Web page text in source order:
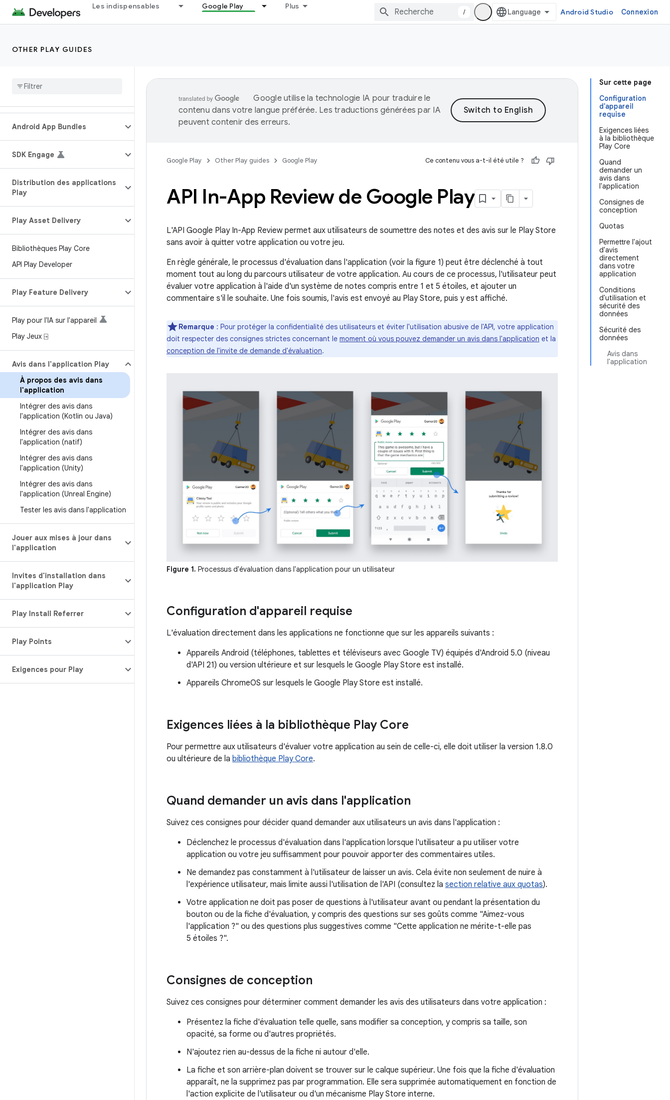
Les indispensables Google Play Plus
/ Android Studio Connexion
OTHER PLAY GUIDES
Android App Bundles
SDK Engage
Distribution des applications
Play
Play Asset Delivery
Bibliothèques Play Core
API Play Developer
Play Feature Delivery
Play pour l'IA sur l'appareil
Play Jeux ⍈
Avis dans l'application Play
À propos des avis dans
l'application
Intégrer des avis dans
l'application (Kotlin ou Java)
Intégrer des avis dans
l'application (natif)
Intégrer des avis dans
l'application (Unity)
Intégrer des avis dans
l'application (Unreal Engine)
Tester les avis dans l'application
Jouer aux mises à jour dans
l'application
Invites d'installation dans
l'application Play
Play Install Referrer
Play Points
Exigences pour Play
Sur cette page
Configuration
d'appareil
requise
Exigences liées
à la bibliothèque
Play Core
Quand
demander un
avis dans
l'application
Consignes de
conception
Quotas
Permettre l'ajout
d'avis
directement
dans votre
application
Conditions
d'utilisation et
sécurité des
données
Sécurité des
données
Avis dans
l'application
Google utilise la technologie IA pour traduire le
contenu dans votre langue préférée. Les traductions générées par IA
peuvent contenir des erreurs.
Google Play Other Play guides Google Play Ce contenu vous a-t-il été utile ?
API In-App Review de Google Play
L'API Google Play In-App Review permet aux utilisateurs de soumettre des notes et des avis sur le Play Store
sans avoir à quitter votre application ou votre jeu.
En règle générale, le processus d'évaluation dans l'application (voir la figure 1) peut être déclenché à tout
moment tout au long du parcours utilisateur de votre application. Au cours de ce processus, l'utilisateur peut
évaluer votre application à l'aide d'un système de notes compris entre 1 et 5 étoiles, et ajouter un
commentaire s'il le souhaite. Une fois soumis, l'avis est envoyé au Play Store, puis y est affiché.
Remarque : Pour protéger la confidentialité des utilisateurs et éviter l'utilisation abusive de l'API, votre application
doit respecter des consignes strictes concernant le moment où vous pouvez demander un avis dans l'application et la
conception de l'invite de demande d'évaluation.
Figure 1. Processus d'évaluation dans l'application pour un utilisateur
Configuration d'appareil requise
L'évaluation directement dans les applications ne fonctionne que sur les appareils suivants :
Appareils Android (téléphones, tablettes et téléviseurs avec Google TV) équipés d'Android 5.0 (niveau
d'API 21) ou version ultérieure et sur lesquels le Google Play Store est installé.
Appareils ChromeOS sur lesquels le Google Play Store est installé.
Exigences liées à la bibliothèque Play Core
Pour permettre aux utilisateurs d'évaluer votre application au sein de celle-ci, elle doit utiliser la version 1.8.0
ou ultérieure de la bibliothèque Play Core.
Quand demander un avis dans l'application
Suivez ces consignes pour décider quand demander aux utilisateurs un avis dans l'application :
Déclenchez le processus d'évaluation dans l'application lorsque l'utilisateur a pu utiliser votre
application ou votre jeu suffisamment pour pouvoir apporter des commentaires utiles.
Ne demandez pas constamment à l'utilisateur de laisser un avis. Cela évite non seulement de nuire à
l'expérience utilisateur, mais limite aussi l'utilisation de l'API (consultez la section relative aux quotas).
Votre application ne doit pas poser de questions à l'utilisateur avant ou pendant la présentation du
bouton ou de la fiche d'évaluation, y compris des questions sur ses goûts comme "Aimez-vous
l'application ?" ou des questions plus suggestives comme "Cette application ne mérite-t-elle pas
5 étoiles ?".
Consignes de conception
Suivez ces consignes pour déterminer comment demander les avis des utilisateurs dans votre application :
Présentez la fiche d'évaluation telle quelle, sans modifier sa conception, y compris sa taille, son
opacité, sa forme ou d'autres propriétés.
N'ajoutez rien au-dessus de la fiche ni autour d'elle.
La fiche et son arrière-plan doivent se trouver sur le calque supérieur. Une fois que la fiche d'évaluation
apparaît, ne la supprimez pas par programmation. Elle sera supprimée automatiquement en fonction de
l'action explicite de l'utilisateur ou d'un mécanisme Play Store interne.